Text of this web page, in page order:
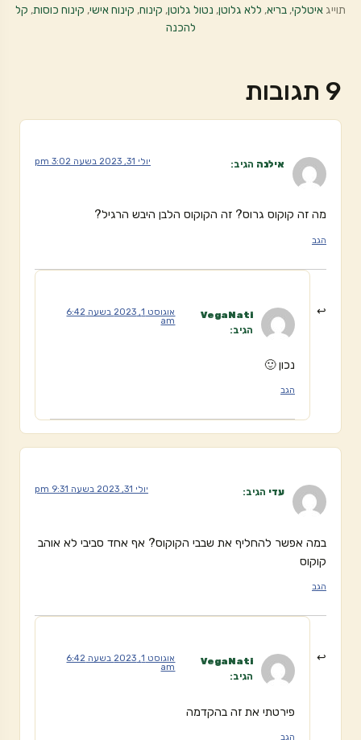
תוייג איטלקי, בריא, ללא גלוטן, נטול גלוטן, קינוח, קינוח אישי, קינוח כוסות, קל
להכנה
9 תגובות
אילנה הגיב: יולי 31, 2023 בשעה 3:02 pm
מה זה קוקוס גרוס? זה הקוקוס הלבן היבש הרגיל?
הגב
VegaNati
הגיב:
אוגוסט 1, 2023 בשעה 6:42
am
נכון 🙂
הגב
עדי הגיב: יולי 31, 2023 בשעה 9:31 pm
במה אפשר להחליף את שבבי הקוקוס? אף אחד סביבי לא אוהב
קוקוס
הגב
VegaNati
הגיב:
אוגוסט 1, 2023 בשעה 6:42
am
פירטתי את זה בהקדמה
הגב